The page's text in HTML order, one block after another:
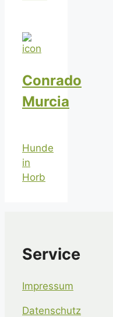
Conrado
Murcia
Hunde
in
Horb
Service
Impressum
Datenschutz